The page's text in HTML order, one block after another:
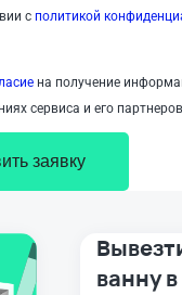
с политикой
на получение
сервиса и его партнеров
заявку
ванну